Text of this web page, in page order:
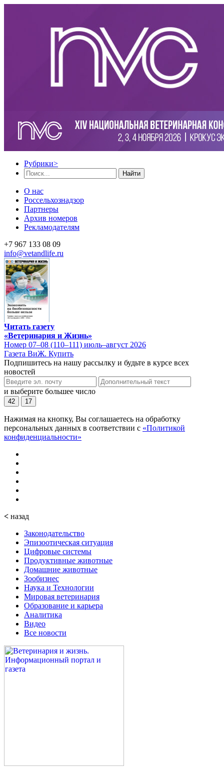
Рубрики>
Найти
О нас
Россельхознадзор
Партнеры
Архив номеров
Рекламодателям
+7 967 133 08 09
info@vetandlife.ru
Читать газету
«Ветеринария и Жизнь»
Номер 07–08 (110–111) июль–август 2026
Газета ВиЖ. Купить
Подпишитесь на нашу рассылку и будьте в курсе всех
новостей
и выберите большее число
42 17
Нажимая на кнопку, Вы соглашаетесь на обработку
персональных данных в соответствии с «Политикой
конфиденциальности»
< назад
Законодательство
Эпизоотическая ситуация
Цифровые системы
Продуктивные животные
Домашние животные
Зообизнес
Наука и Технологии
Мировая ветеринария
Образование и карьера
Аналитика
Видео
Все новости